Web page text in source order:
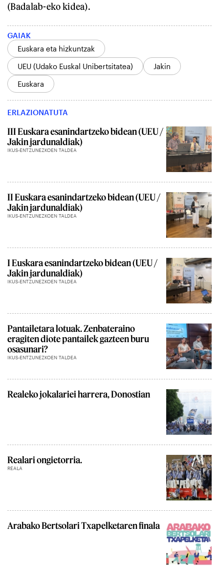
(Badalab-eko kidea).
GAIAK
Euskara eta hizkuntzak
UEU (Udako Euskal Unibertsitatea)
Jakin
Euskara
ERLAZIONATUTA
III Euskara esanindartzeko bidean (UEU /
Jakin jardunaldiak)
IKUS-ENTZUNEZKOEN TALDEA
II Euskara esanindartzeko bidean (UEU /
Jakin jardunaldiak)
IKUS-ENTZUNEZKOEN TALDEA
I Euskara esanindartzeko bidean (UEU /
Jakin jardunaldiak)
IKUS-ENTZUNEZKOEN TALDEA
Pantailetara lotuak. Zenbateraino
eragiten diote pantailek gazteen buru
osasunari?
IKUS-ENTZUNEZKOEN TALDEA
Realeko jokalariei harrera, Donostian
Realari ongietorria.
REALA
Arabako Bertsolari Txapelketaren finala